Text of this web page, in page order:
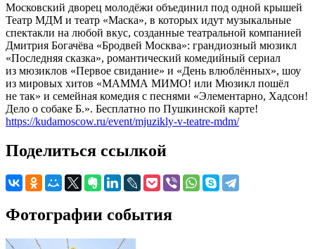
Московский дворец молодёжи объединил под одной крышей
Театр МДМ и театр «Маска», в которых идут музыкальные
спектакли на любой вкус, созданные театральной компанией
Дмитрия Богачёва «Бродвей Москва»: грандиозный мюзикл
«Последняя сказка», романтический комедийный сериал
из мюзиклов «Первое свидание» и «День влюблённых», шоу
из мировых хитов «МАММА МИМО! или Мюзикл пошёл
не так» и семейная комедия с песнями «Элементарно, Хадсон!
Дело о собаке Б.». Бесплатно по Пушкинской карте!
https://kudamoscow.ru/event/mjuzikly-v-teatre-mdm/
Поделиться ссылкой
Фотографии события